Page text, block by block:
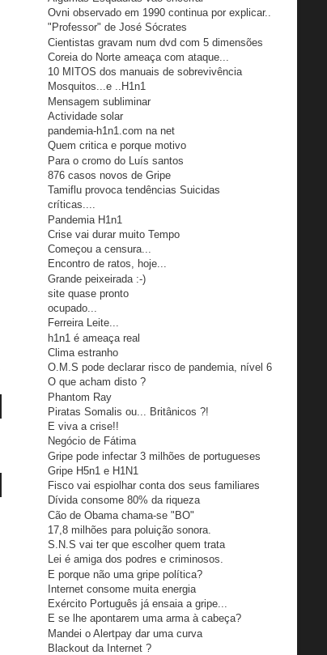
Ovni observado em 1990 continua por explicar..
"Professor" de José Sócrates
Cientistas gravam num dvd com 5 dimensões
Coreia do Norte ameaça com ataque...
10 MITOS dos manuais de sobrevivência
Mosquitos...e ..H1n1
Mensagem subliminar
Actividade solar
pandemia-h1n1.com na net
Quem critica e porque motivo
Para o cromo do Luís santos
876 casos novos de Gripe
Tamiflu provoca tendências Suicidas
críticas....
Pandemia H1n1
Crise vai durar muito Tempo
Começou a censura...
Encontro de ratos, hoje...
Grande peixeirada :-)
site quase pronto
ocupado...
Ferreira Leite...
h1n1 é ameaça real
Clima estranho
O.M.S pode declarar risco de pandemia, nível 6
O que acham disto ?
Phantom Ray
Piratas Somalis ou... Britânicos ?!
E viva a crise!!
Negócio de Fátima
Gripe pode infectar 3 milhões de portugueses
Gripe H5n1 e H1N1
Fisco vai espiolhar conta dos seus familiares
Dívida consome 80% da riqueza
Cão de Obama chama-se "BO"
17,8 milhões para poluição sonora.
S.N.S vai ter que escolher quem trata
Lei é amiga dos podres e criminosos.
E porque não uma gripe política?
Internet consome muita energia
Exército Português já ensaia a gripe...
E se lhe apontarem uma arma à cabeça?
Mandei o Alertpay dar uma curva
Blackout da Internet ?